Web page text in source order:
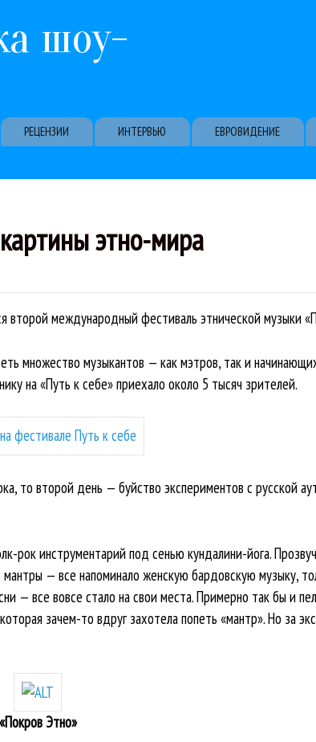
шоу-
РЕЦЕНЗИИ ИНТЕРВЬЮ ЕВРОВИДЕНИЕ
этно-мира
международный фестиваль этнической музыки
множество музыкантов — как мэтров, так и
на «Путь к себе» приехало около 5 тысяч зрителей.
то второй день — буйство экспериментов с русской
рок инструментарий под сенью кундалини-йога.
— все напоминало женскую бардовскую музыку,
— все вовсе стало на свои места. Примерно так бы и
зачем-то вдруг захотела попеть «мантр». Но за
«Покров Этно»